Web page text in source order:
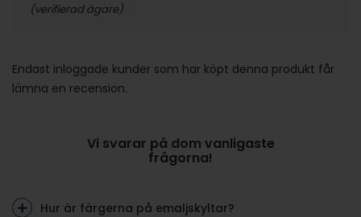
(verifierad ägare)
Endast inloggade kunder som har köpt denna produkt får
lämna en recension.
Vi svarar på dom vanligaste
frågorna!
Hur är färgerna på emaljskyltar?